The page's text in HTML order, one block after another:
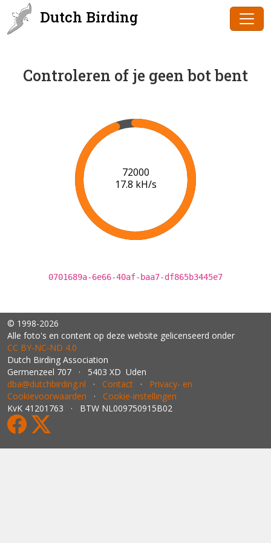
Dutch Birding
Controleren of je geen bot bent
73000
17.9 kH/s
0701689a-6e66-40af-baa7-df865b3445e7
© 1998-2026
Alle foto's en content op deze website gelicenseerd onder
CC BY‑NC‑ND 4.0
Dutch Birding Association
Germenzeel 707 · 5403 XD Uden
dba@dutchbirding.nl · Contact · Privacy- en
Cookievoorwaarden · Cookie-instellingen
KvK 41201763 · BTW NL009750915B02